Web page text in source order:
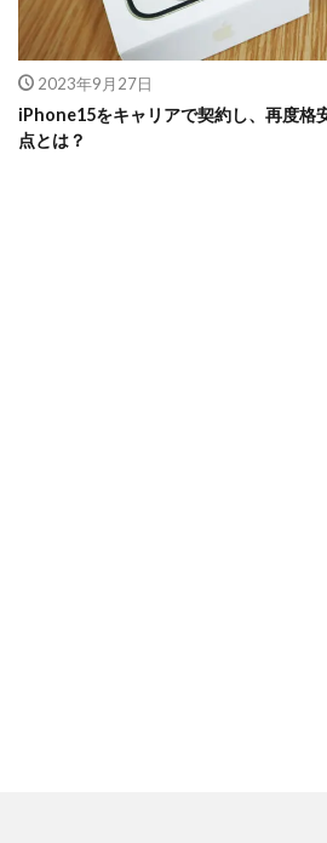
2023年9月27日
iPhone15をキャリアで契約し、再度格
点とは？